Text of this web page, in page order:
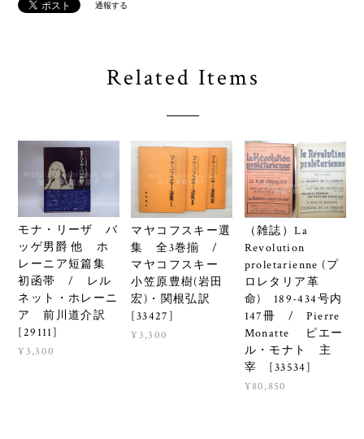
通報する
Related Items
モナ・リーザ バ
ッゲ男爵 他 ホ
レーニア短篇集
初函帯 / レル
ネット・ホレーニ
ア 前川道介訳
[29111]
¥3,300
マヤコフスキー選
集 全3巻揃 /
マヤコフスキー
小笠原豊樹(岩田
宏)・関根弘訳
[33427]
¥3,300
（雑誌）La
Revolution
proletarienne (プ
ロレタリア革
命) 189-434号内
147冊 / Pierre
Monatte ピエー
ル・モナト 主
宰 [33534]
¥80,850